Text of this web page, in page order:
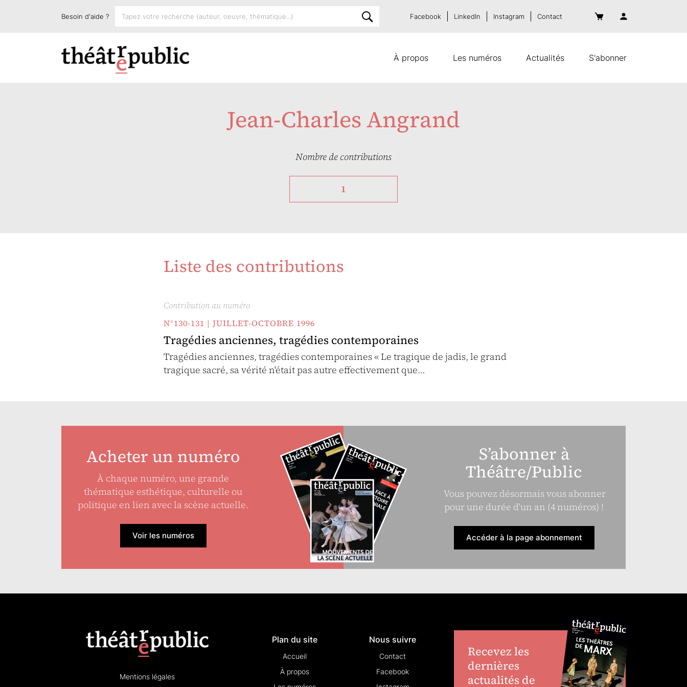
À propos Les numéros Actualités S'abonner
Besoin d'aide ? Facebook LinkedIn Instagram Contact
Jean-Charles Angrand
Nombre de contributions
1
Liste des contributions
Contribution au numéro
N°130-131 | JUILLET-OCTOBRE 1996
Tragédies anciennes, tragédies contemporaines
Tragédies anciennes, tragédies contemporaines « Le tragique de jadis, le grand
tragique sacré, sa vérité n'était pas autre effectivement que…
Acheter un numéro
À chaque numéro, une grande
thématique esthétique, culturelle ou
politique en lien avec la scène actuelle.
Voir les numéros
S’abonner à
Théâtre/Public
Vous pouvez désormais vous abonner
pour une durée d’un an (4 numéros) !
Accéder à la page abonnement
Mentions légales
Plan du site
Accueil
À propos
Nous suivre
Contact
Facebook
Recevez les
dernières
actualités de